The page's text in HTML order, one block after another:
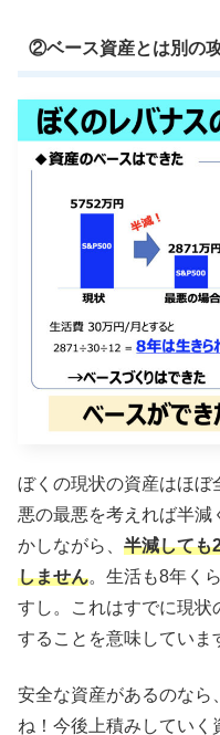
②ベース資産とは別の
ぼくの現状の資産はほぼ
悪の最悪を考えれば半減
かしながら、 半減しても
しません。生活も8年く
すし。これはすでに現状
することを意味していま
安全な資産があるのなら
ね！今後上積みしていく